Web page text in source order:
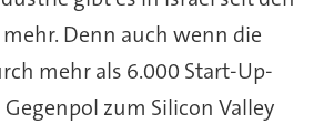
Denn auch wenn die
mehr als 6.000 Start-Up-
zum Silicon Valley